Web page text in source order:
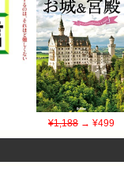
¥1,188 → ¥499